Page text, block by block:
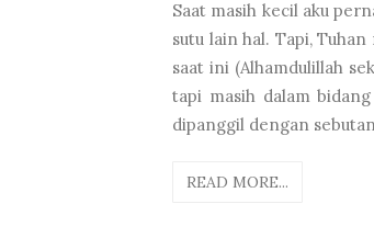
Saat masih kecil aku
sutu lain hal. Tapi,
saat ini (Alhamdulillah
tapi masih dalam
dipanggil dengan
READ MORE...